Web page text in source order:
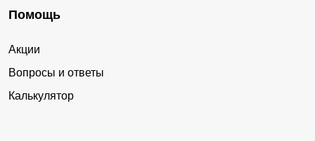
Помощь
Акции
Вопросы и ответы
Калькулятор